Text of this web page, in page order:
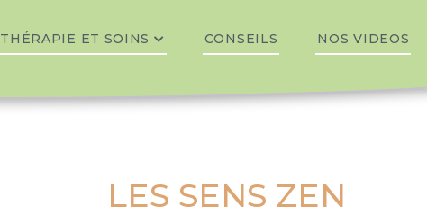
THÉRAPIE ET SOINS CONSEILS NOS VIDEOS
LES SENS ZEN